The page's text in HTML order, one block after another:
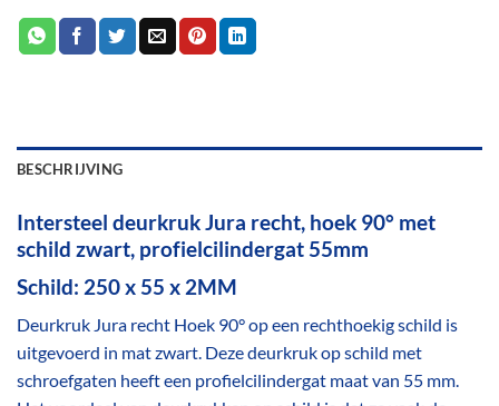
BESCHRIJVING
Intersteel deurkruk Jura recht, hoek 90° met
schild zwart, profielcilindergat 55mm
Schild: 250 x 55 x 2MM
Deurkruk Jura recht Hoek 90° op een rechthoekig schild is
uitgevoerd in mat zwart. Deze deurkruk op schild met
schroefgaten heeft een profielcilindergat maat van 55 mm.